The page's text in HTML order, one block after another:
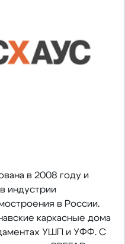
в 2008 году и
индустрии
в России.
каркасные дома
УШП и УФФ. С